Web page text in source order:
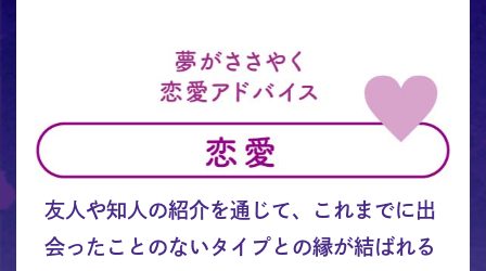
友人や知人の紹介を通じて、これまでに出
会ったことのないタイプとの縁が結ばれる